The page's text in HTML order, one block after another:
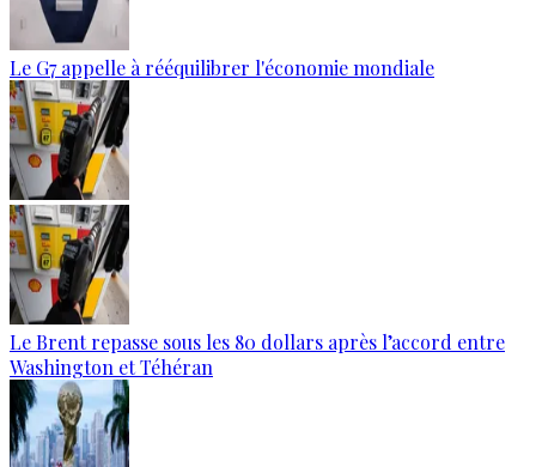
Le G7 appelle à rééquilibrer l'économie mondiale
Le Brent repasse sous les 80 dollars après l’accord entre
Washington et Téhéran